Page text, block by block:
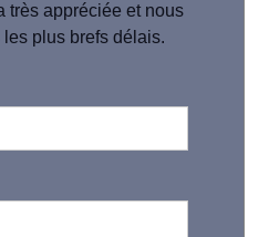
très appréciée et nous
plus brefs délais.